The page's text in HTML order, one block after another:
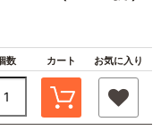
数 カート お気に入り